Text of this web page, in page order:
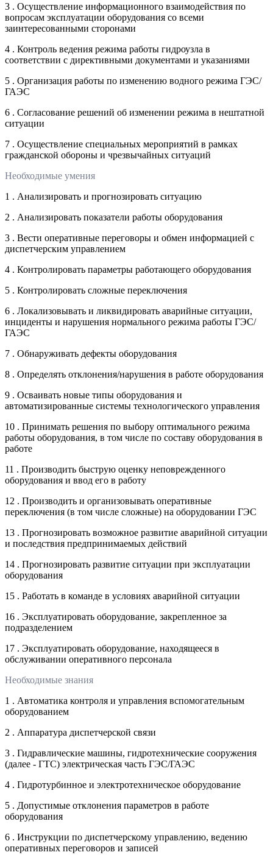
3 . Осуществление информационного взаимодействия по
вопросам эксплуатации оборудования со всеми
заинтересованными сторонами
4 . Контроль ведения режима работы гидроузла в
соответствии с директивными документами и указаниями
5 . Организация работы по изменению водного режима ГЭС/
ГАЭС
6 . Согласование решений об изменении режима в нештатной
ситуации
7 . Осуществление специальных мероприятий в рамках
гражданской обороны и чрезвычайных ситуаций
Необходимые умения
1 . Анализировать и прогнозировать ситуацию
2 . Анализировать показатели работы оборудования
3 . Вести оперативные переговоры и обмен информацией с
диспетчерским управлением
4 . Контролировать параметры работающего оборудования
5 . Контролировать сложные переключения
6 . Локализовывать и ликвидировать аварийные ситуации,
инциденты и нарушения нормального режима работы ГЭС/
ГАЭС
7 . Обнаруживать дефекты оборудования
8 . Определять отклонения/нарушения в работе оборудования
9 . Осваивать новые типы оборудования и
автоматизированные системы технологического управления
10 . Принимать решения по выбору оптимального режима
работы оборудования, в том числе по составу оборудования в
работе
11 . Производить быструю оценку неповрежденного
оборудования и ввод его в работу
12 . Производить и организовывать оперативные
переключения (в том числе сложные) на оборудовании ГЭС
13 . Прогнозировать возможное развитие аварийной ситуации
и последствия предпринимаемых действий
14 . Прогнозировать развитие ситуации при эксплуатации
оборудования
15 . Работать в команде в условиях аварийной ситуации
16 . Эксплуатировать оборудование, закрепленное за
подразделением
17 . Эксплуатировать оборудование, находящееся в
обслуживании оперативного персонала
Необходимые знания
1 . Автоматика контроля и управления вспомогательным
оборудованием
2 . Аппаратура диспетчерской связи
3 . Гидравлические машины, гидротехнические сооружения
(далее - ГТС) электрическая часть ГЭС/ГАЭС
4 . Гидротурбинное и электротехническое оборудование
5 . Допустимые отклонения параметров в работе
оборудования
6 . Инструкции по диспетчерскому управлению, ведению
оперативных переговоров и записей